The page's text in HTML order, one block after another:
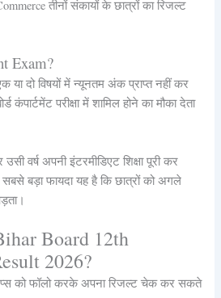
तीनों संकायों के छात्रों का रिजल्ट
Exam?
या दो विषयों में न्यूनतम अंक प्राप्त नहीं कर
कंपार्टमेंट परीक्षा में शामिल होने का मौका देता
वर्ष अपनी इंटरमीडिएट शिक्षा पूरी कर
सबसे बड़ा फायदा यह है कि छात्रों को अगले
Board 12th
2026?
को फॉलो करके अपना रिजल्ट चेक कर सकते